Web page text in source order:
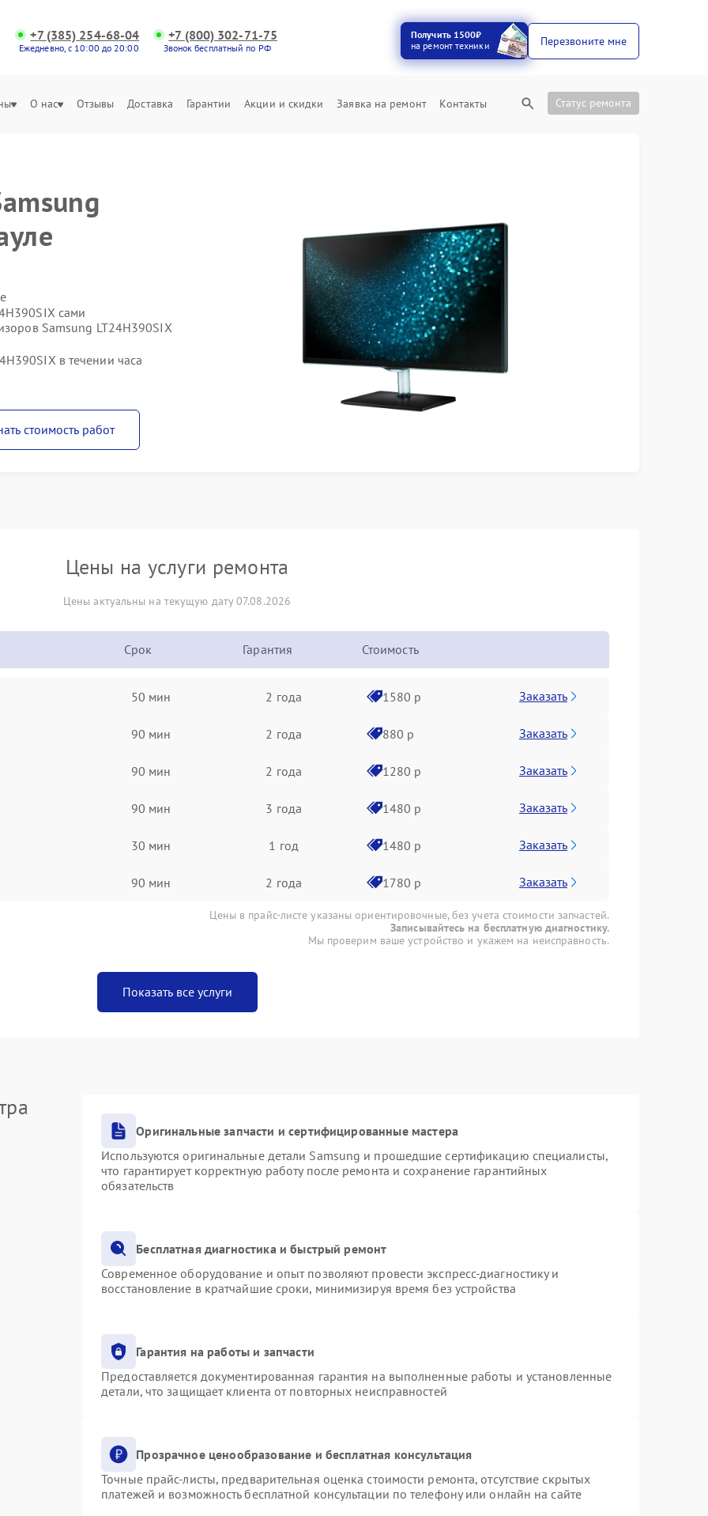
+7 (385) 254-68-04
Ежедневно, с 10:00 до 20:00
+7 (800) 302-71-75
Звонок бесплатный по РФ
Получить 1500₽
на ремонт техники
Перезвоните мне
О нас Отзывы Доставка Гарантии Акции и скидки Заявка на ремонт Контакты Статус ремонта
сами
Samsung LT24H390SIX
в течении часа
стоимость работ
Цены на услуги ремонта
Цены актуальны на текущую дату 07.08.2026
Срок Гарантия Стоимость
50 мин 2 года 1580 р Заказать
90 мин 2 года 880 р Заказать
90 мин 2 года 1280 р Заказать
90 мин 3 года 1480 р Заказать
30 мин 1 год 1480 р Заказать
90 мин 2 года 1780 р Заказать
Цены в прайс-листе указаны ориентировочные, без учета стоимости запчастей.
Записывайтесь на бесплатную диагностику.
Мы проверим ваше устройство и укажем на неисправность.
Показать все услуги
Оригинальные запчасти и сертифицированные мастера
Используются оригинальные детали Samsung и прошедшие сертификацию специалисты,
что гарантирует корректную работу после ремонта и сохранение гарантийных
обязательств
Бесплатная диагностика и быстрый ремонт
Современное оборудование и опыт позволяют провести экспресс-диагностику и
восстановление в кратчайшие сроки, минимизируя время без устройства
Гарантия на работы и запчасти
Предоставляется документированная гарантия на выполненные работы и установленные
детали, что защищает клиента от повторных неисправностей
Прозрачное ценообразование и бесплатная консультация
Точные прайс-листы, предварительная оценка стоимости ремонта, отсутствие скрытых
платежей и возможность бесплатной консультации по телефону или онлайн на сайте